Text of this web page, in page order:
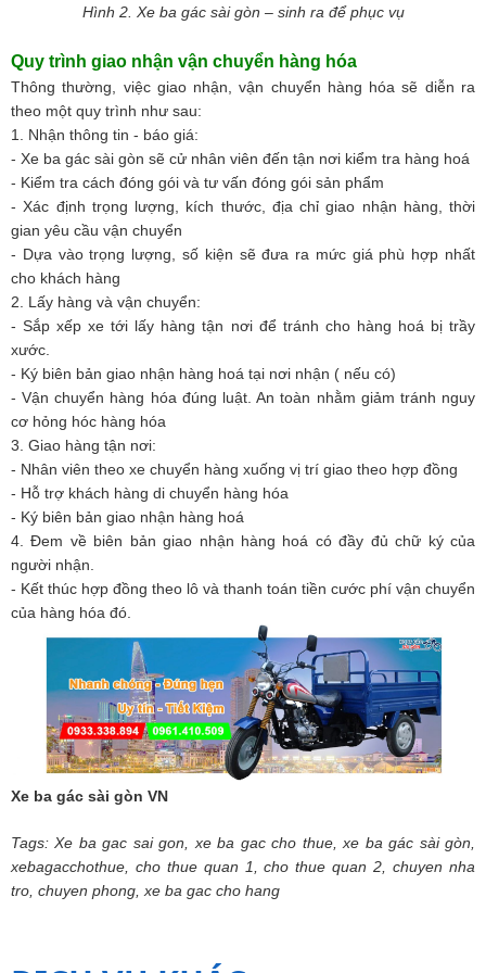
Hình 2. Xe ba gác sài gòn – sinh ra để phục vụ
Quy trình giao nhận vận chuyển hàng hóa
Thông thường, việc giao nhận, vận chuyển hàng hóa sẽ diễn ra
theo một quy trình như sau:
1. Nhận thông tin - báo giá:
- Xe ba gác sài gòn sẽ cử nhân viên đến tận nơi kiểm tra hàng hoá
- Kiểm tra cách đóng gói và tư vấn đóng gói sản phẩm
- Xác định trọng lượng, kích thước, địa chỉ giao nhận hàng, thời
gian yêu cầu vận chuyển
- Dựa vào trọng lượng, số kiện sẽ đưa ra mức giá phù hợp nhất
cho khách hàng
2. Lấy hàng và vận chuyển:
- Sắp xếp xe tới lấy hàng tận nơi để tránh cho hàng hoá bị trầy
xước.
- Ký biên bản giao nhận hàng hoá tại nơi nhận ( nếu có)
- Vận chuyển hàng hóa đúng luật. An toàn nhằm giảm tránh nguy
cơ hỏng hóc hàng hóa
3. Giao hàng tận nơi:
- Nhân viên theo xe chuyển hàng xuống vị trí giao theo hợp đồng
- Hỗ trợ khách hàng di chuyển hàng hóa
- Ký biên bản giao nhận hàng hoá
4. Đem về biên bản giao nhận hàng hoá có đầy đủ chữ ký của
người nhận.
- Kết thúc hợp đồng theo lô và thanh toán tiền cước phí vận chuyển
của hàng hóa đó.
Xe ba gác sài gòn VN
Tags: Xe ba gac sai gon, xe ba gac cho thue, xe ba gác sài gòn,
xebagacchothue, cho thue quan 1, cho thue quan 2, chuyen nha
tro, chuyen phong, xe ba gac cho hang